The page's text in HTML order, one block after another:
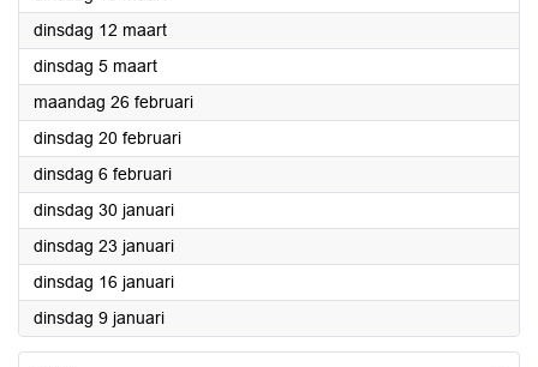
dinsdag 12 maart2024
dinsdag 5 maart2024
maandag 26 februari2024
dinsdag 20 februari2024
dinsdag 6 februari2024
dinsdag 30 januari2024
dinsdag 23 januari2024
dinsdag 16 januari2024
dinsdag 9 januari2024